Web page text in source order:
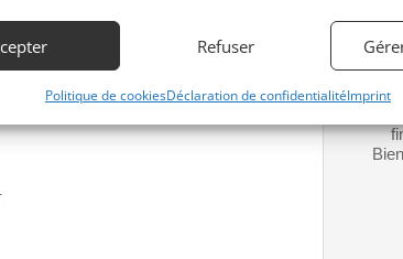
Refuser
Politique de cookiesDéclaration de confidentialitéImprint
Bourdais, Joey Hand, Ian
developed car